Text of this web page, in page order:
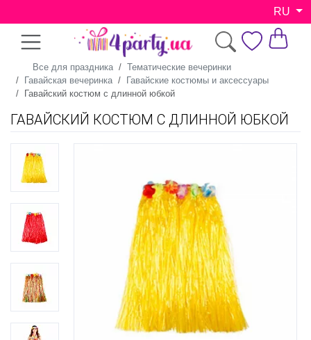
RU
Все для праздника
Тематические вечеринки
Гавайская вечеринка
Гавайские костюмы и аксессуары
Гавайский костюм с длинной юбкой
ГАВАЙСКИЙ КОСТЮМ С ДЛИННОЙ ЮБКОЙ